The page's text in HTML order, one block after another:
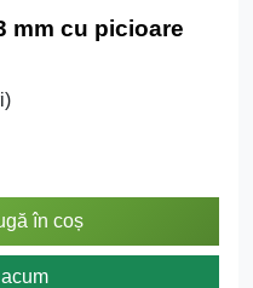
mm cu picioare
în coș